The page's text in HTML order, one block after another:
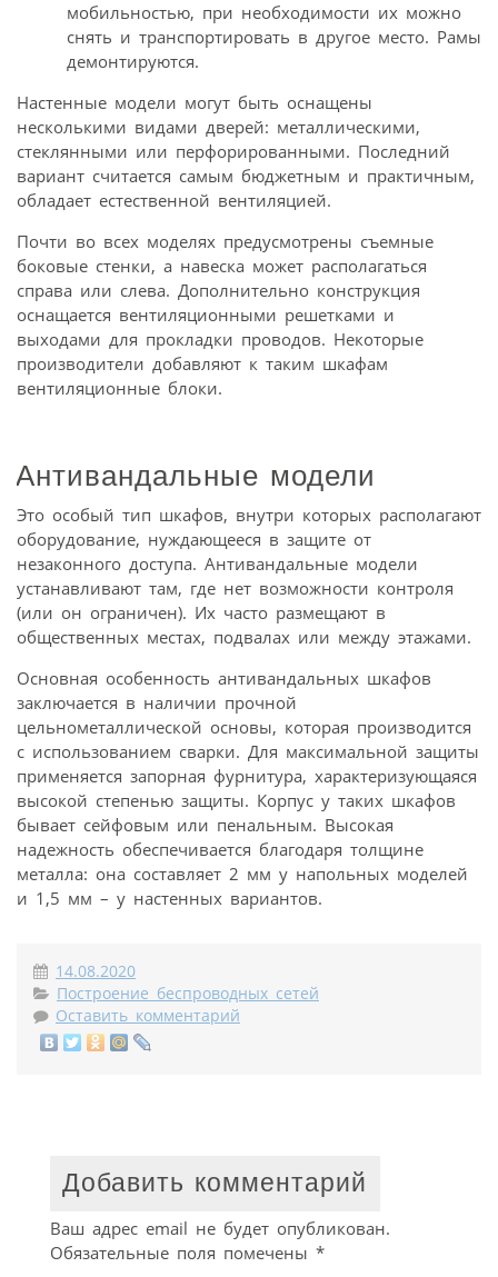
мобильностью, при необходимости их можно
снять и транспортировать в другое место. Рамы
демонтируются.
Настенные модели могут быть оснащены
несколькими видами дверей: металлическими,
стеклянными или перфорированными. Последний
вариант считается самым бюджетным и практичным,
обладает естественной вентиляцией.
Почти во всех моделях предусмотрены съемные
боковые стенки, а навеска может располагаться
справа или слева. Дополнительно конструкция
оснащается вентиляционными решетками и
выходами для прокладки проводов. Некоторые
производители добавляют к таким шкафам
вентиляционные блоки.
Антивандальные модели
Это особый тип шкафов, внутри которых располагают
оборудование, нуждающееся в защите от
незаконного доступа. Антивандальные модели
устанавливают там, где нет возможности контроля
(или он ограничен). Их часто размещают в
общественных местах, подвалах или между этажами.
Основная особенность антивандальных шкафов
заключается в наличии прочной
цельнометаллической основы, которая производится
с использованием сварки. Для максимальной защиты
применяется запорная фурнитура, характеризующаяся
высокой степенью защиты. Корпус у таких шкафов
бывает сейфовым или пенальным. Высокая
надежность обеспечивается благодаря толщине
металла: она составляет 2 мм у напольных моделей
и 1,5 мм – у настенных вариантов.
14.08.2020
Построение беспроводных сетей
Оставить комментарий
Добавить комментарий
Ваш адрес email не будет опубликован.
Обязательные поля помечены *